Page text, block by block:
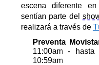
escena diferente
sentían parte del
realizará a través de
Preventa
11:00am -
10:59am